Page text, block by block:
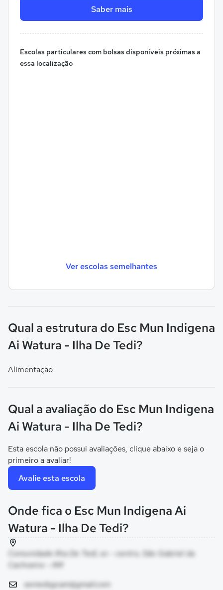
Saber mais
Escolas particulares com bolsas disponíveis próximas a
essa localização
Ver escolas semelhantes
Qual a estrutura do Esc Mun Indigena
Ai Watura - Ilha De Tedi?
Alimentação
Qual a avaliação do Esc Mun Indigena
Ai Watura - Ilha De Tedi?
Esta escola não possui avaliações, clique abaixo e seja o
primeiro a avaliar!
Avalie esta escola
Onde fica o Esc Mun Indigena Ai
Watura - Ilha De Tedi?
Comunidade Ilha De Tedi, sn - centro, São Gabriel da
Cachoeira - AM
semedsgcam@gmail.com